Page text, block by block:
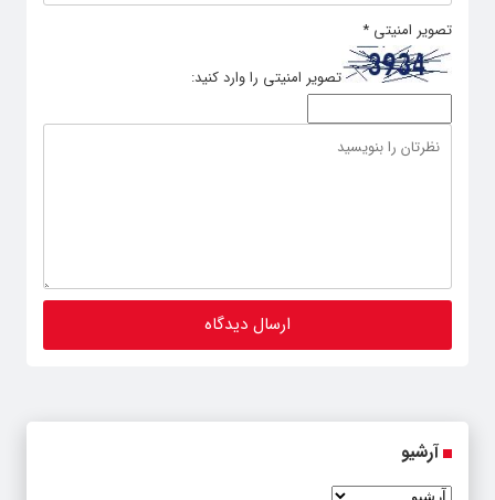
تصویر امنیتی *
تصویر امنیتی را وارد کنید:
آرشیو